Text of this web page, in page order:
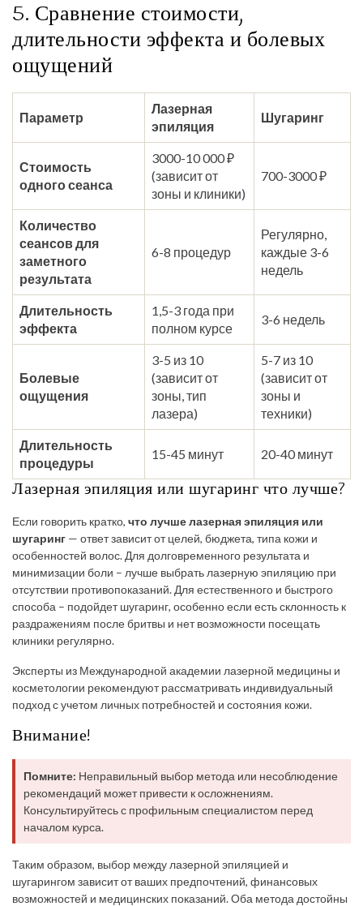
5. Сравнение стоимости,
длительности эффекта и болевых
ощущений
Параметр
Лазерная
эпиляция
Шугаринг
Стоимость
одного сеанса
3000-10 000 ₽
(зависит от
зоны и клиники)
700-3000 ₽
Количество
сеансов для
заметного
результата
6-8 процедур
Регулярно,
каждые 3-6
недель
Длительность
эффекта
1,5-3 года при
полном курсе
3-6 недель
Болевые
ощущения
3-5 из 10
(зависит от
зоны, тип
лазера)
5-7 из 10
(зависит от
зоны и
техники)
Длительность
процедуры
15-45 минут 20-40 минут
Лазерная эпиляция или шугаринг что лучше?
Если говорить кратко, что лучше лазерная эпиляция или
шугаринг — ответ зависит от целей, бюджета, типа кожи и
особенностей волос. Для долговременного результата и
минимизации боли – лучше выбрать лазерную эпиляцию при
отсутствии противопоказаний. Для естественного и быстрого
способа – подойдет шугаринг, особенно если есть склонность к
раздражениям после бритвы и нет возможности посещать
клиники регулярно.
Эксперты из Международной академии лазерной медицины и
косметологии рекомендуют рассматривать индивидуальный
подход с учетом личных потребностей и состояния кожи.
Внимание!
Помните: Неправильный выбор метода или несоблюдение
рекомендаций может привести к осложнениям.
Консультируйтесь с профильным специалистом перед
началом курса.
Таким образом, выбор между лазерной эпиляцией и
шугарингом зависит от ваших предпочтений, финансовых
возможностей и медицинских показаний. Оба метода достойны